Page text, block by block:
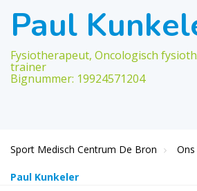
Paul
Fysiotherapeut, Oncologisch
trainer
Bignummer: 19924571204
Sport Medisch Centrum De Bron
Paul Kunkeler